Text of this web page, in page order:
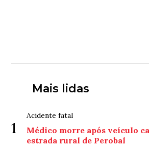
Mais lidas
1
Acidente fatal
Médico morre após veículo
estrada rural de Perobal